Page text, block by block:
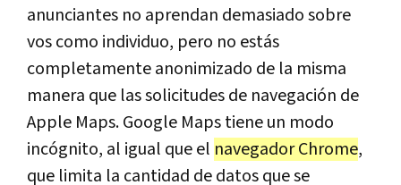
anunciantes no aprendan demasiado sobre
vos como individuo, pero no estás
completamente anonimizado de la misma
manera que las solicitudes de navegación de
Apple Maps. Google Maps tiene un modo
incógnito, al igual que el navegador Chrome,
que limita la cantidad de datos que se